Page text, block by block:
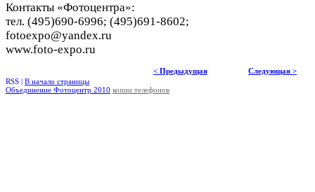
Контакты «Фотоцентра»:
тел. (495)690-6996; (495)691-8602;
fotoexpo@yandex.ru
www.foto-expo.ru
< Предыдущая
Следующая >
RSS | В начало страницы
Объединение Фотоцентр 2010 копии телефонов